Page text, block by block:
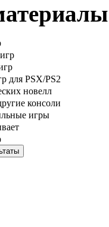
для PSX/PS2
новелл
консоли
игры